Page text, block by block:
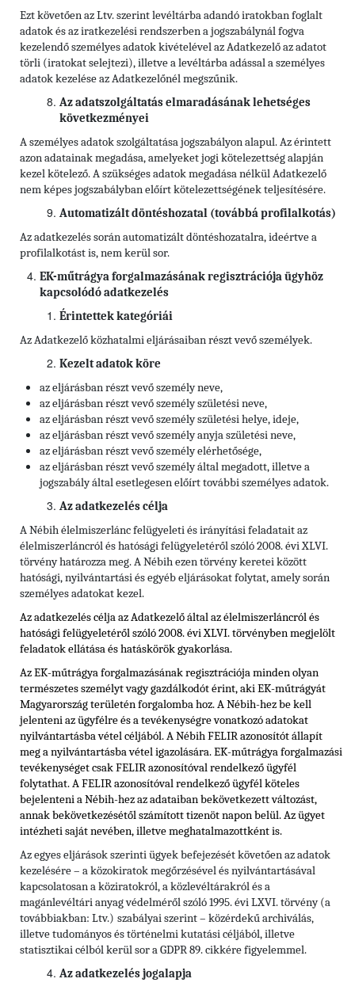
Ezt követően az Ltv. szerint levéltárba adandó iratokban foglalt
adatok és az iratkezelési rendszerben a jogszabálynál fogva
kezelendő személyes adatok kivételével az Adatkezelő az adatot
törli (iratokat selejtezi), illetve a levéltárba adással a személyes
adatok kezelése az Adatkezelőnél megszűnik.
Az adatszolgáltatás elmaradásának lehetséges
következményei
A személyes adatok szolgáltatása jogszabályon alapul. Az érintett
azon adatainak megadása, amelyeket jogi kötelezettség alapján
kezel kötelező. A szükséges adatok megadása nélkül Adatkezelő
nem képes jogszabályban előírt kötelezettségének teljesítésére.
Automatizált döntéshozatal (továbbá profilalkotás)
Az adatkezelés során automatizált döntéshozatalra, ideértve a
profilalkotást is, nem kerül sor.
EK-műtrágya forgalmazásának regisztrációjaügyhöz
kapcsolódó adatkezelés
Érintettek kategóriái
Az Adatkezelő közhatalmi eljárásaiban részt vevő személyek.
Kezelt adatok köre
az eljárásban részt vevő személy neve,
az eljárásban részt vevő személy születési neve,
az eljárásban részt vevő személy születési helye, ideje,
az eljárásban részt vevő személy anyja születési neve,
az eljárásban részt vevő személy elérhetősége,
az eljárásban részt vevő személy által megadott, illetve a
jogszabály által esetlegesen előírt további személyes adatok.
Az adatkezelés célja
A Nébih élelmiszerlánc felügyeleti és irányítási feladatait az
élelmiszerláncról és hatósági felügyeletéről szóló 2008. évi XLVI.
törvény határozza meg. A Nébih ezen törvény keretei között
hatósági, nyilvántartási és egyéb eljárásokat folytat, amely során
személyes adatokat kezel.
Az adatkezelés célja az Adatkezelő által az élelmiszerláncról és
hatósági felügyeletéről szóló 2008. évi XLVI. törvényben megjelölt
feladatok ellátása és hatáskörök gyakorlása.
Az EK-műtrágya forgalmazásának regisztrációja minden olyan
természetes személyt vagy gazdálkodót érint, aki EK-műtrágyát
Magyarország területén forgalomba hoz. A Nébih-hez be kell
jelenteni az ügyfélre és a tevékenységre vonatkozó adatokat
nyilvántartásba vétel céljából. A Nébih FELIR azonosítót állapít
meg a nyilvántartásba vétel igazolására. EK-műtrágya forgalmazási
tevékenységet csak FELIR azonosítóval rendelkező ügyfél
folytathat. A FELIR azonosítóval rendelkező ügyfél köteles
bejelenteni a Nébih-hez az adataiban bekövetkezett változást,
annak bekövetkezésétől számított tizenöt napon belül. Az ügyet
intézheti saját nevében, illetve meghatalmazottként is.
Az egyes eljárások szerinti ügyek befejezését követően az adatok
kezelésére – a közokiratok megőrzésével és nyilvántartásával
kapcsolatosan a köziratokról, a közlevéltárakról és a
magánlevéltári anyag védelméről szóló 1995. évi LXVI. törvény (a
továbbiakban: Ltv.) szabályai szerint – közérdekű archiválás,
illetve tudományos és történelmi kutatási céljából, illetve
statisztikai célból kerül sor a GDPR 89. cikkére figyelemmel.
Az adatkezelés jogalapja